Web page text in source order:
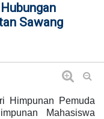
Sawang
Himpunan Pemuda
Mahasiswa